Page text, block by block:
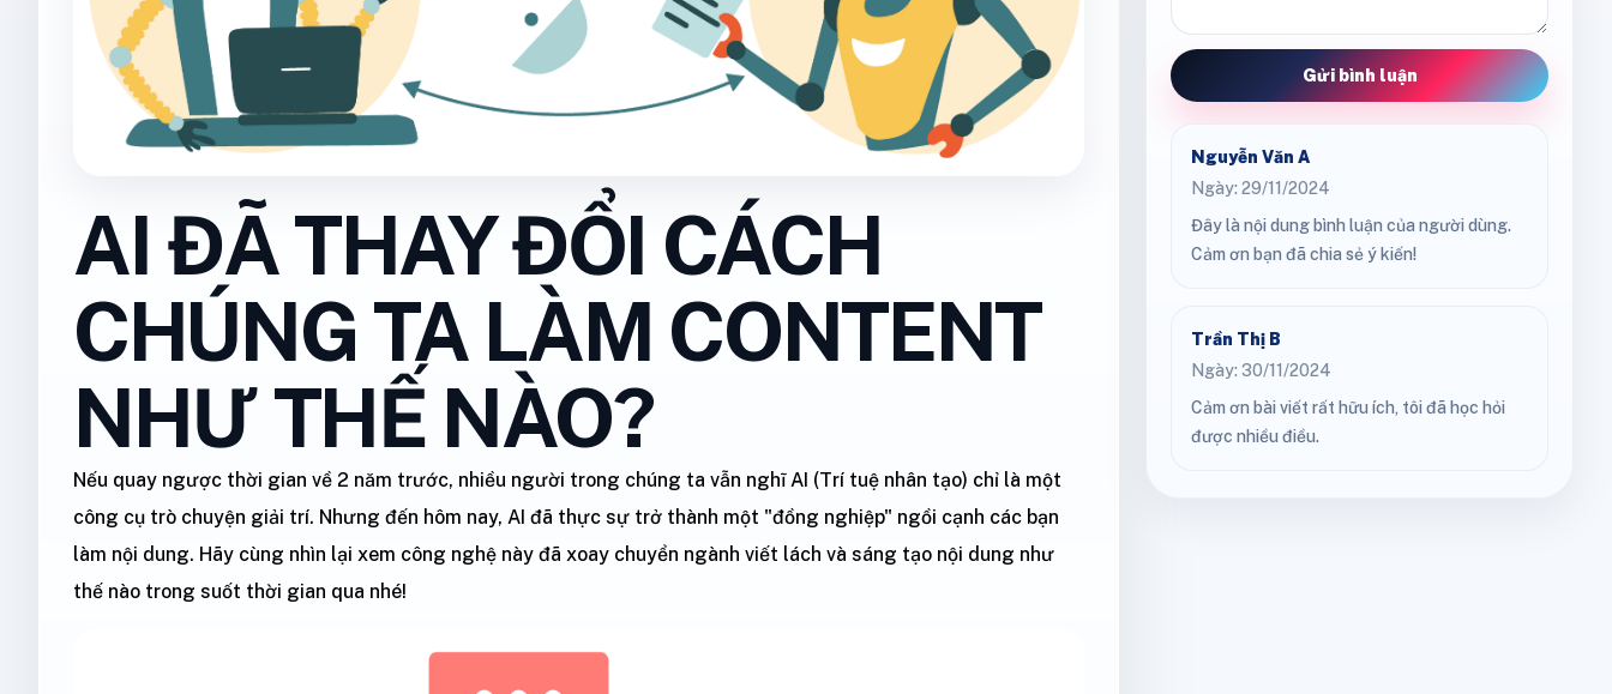
AI ĐÃ THAY ĐỔI CÁCH
CHÚNG TA LÀM CONTENT
NHƯ THẾ NÀO?
Nếu quay ngược thời gian về 2 năm trước, nhiều người trong chúng ta vẫn nghĩ AI (Trí tuệ nhân tạo) chỉ là một
công cụ trò chuyện giải trí. Nhưng đến hôm nay, AI đã thực sự trở thành một "đồng nghiệp" ngồi cạnh các bạn
làm nội dung. Hãy cùng nhìn lại xem công nghệ này đã xoay chuyển ngành viết lách và sáng tạo nội dung như
thế nào trong suốt thời gian qua nhé!
Gửi bình luận
Nguyễn Văn A
Ngày: 29/11/2024
Đây là nội dung bình luận của người dùng.
Cảm ơn bạn đã chia sẻ ý kiến!
Trần Thị B
Ngày: 30/11/2024
Cảm ơn bài viết rất hữu ích, tôi đã học hỏi
được nhiều điều.